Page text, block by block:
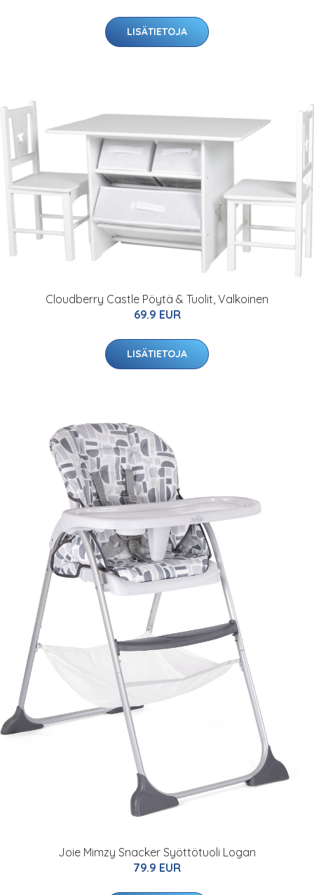
LISÄTIETOJA
Cloudberry Castle Pöytä & Tuolit, Valkoinen
69.9 EUR
LISÄTIETOJA
Joie Mimzy Snacker Syöttötuoli Logan
79.9 EUR